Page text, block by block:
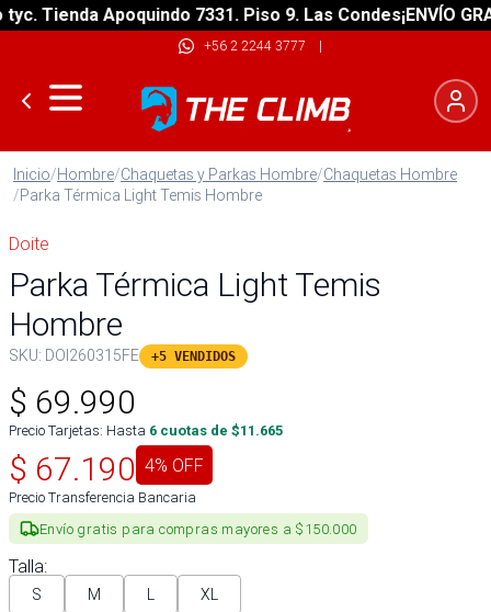
Tienda Apoquindo 7331. Piso 9. Las Condes¡ENVÍO
+56 2 2244 3777 |
Inicio/Hombre/Chaquetas y Parkas Hombre/Chaquetas Hombre
/Parka Térmica Light Temis Hombre
Doite
Parka Térmica Light Temis
Hombre
SKU: DOI260315FE +5 VENDIDOS
$ 69.990
Precio Tarjetas: Hasta 6 cuotas de $11.665
$ 67.190 4% OFF
Precio Transferencia Bancaria
Envío gratis para compras mayores a $150.000
Talla:
S M L XL